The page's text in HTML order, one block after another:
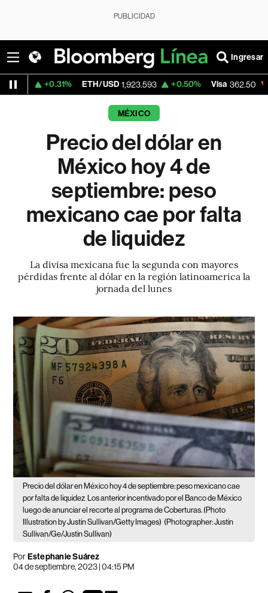
PUBLICIDAD
Ingresar
ETH/USD 1,923.593 +0.50% Visa 362.50 -2.15%
MÉXICO
Precio del dólar en
México hoy 4 de
septiembre: peso
mexicano cae por falta
de liquidez
La divisa mexicana fue la segunda con mayores
pérdidas frente al dólar en la región latinoamerica la
jornada del lunes
Precio del dólar en México hoy 4 de septiembre: peso mexicano cae
por falta de liquidez Los anterior incentivado por el Banco de México
luego de anunciar el recorte al programa de Coberturas. (Photo
Illustration by Justin Sullivan/Getty Images) (Photographer: Justin
Sullivan/Ge/Justin Sullivan)
PorEstephanie Suárez
04 de septiembre, 2023 | 04:15 PM